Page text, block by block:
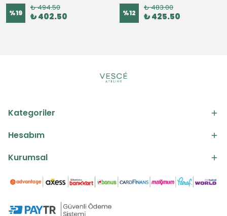
%19
₺ 494.50
₺ 402.50 %12
₺ 483.00
₺ 425.50
Kategoriler
Hesabım
Kurumsal